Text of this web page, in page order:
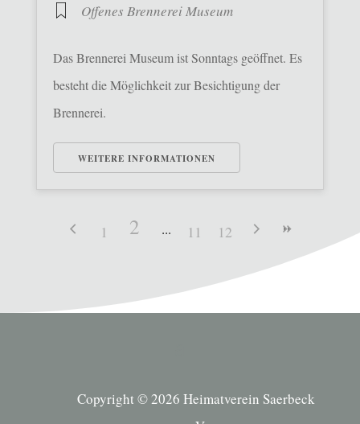
Offenes Brennerei Museum
Das Brennerei Museum ist Sonntags geöffnet. Es
besteht die Möglichkeit zur Besichtigung der
Brennerei.
WEITERE INFORMATIONEN
1 2 11 12
Copyright © 2026 Heimatverein Saerbeck